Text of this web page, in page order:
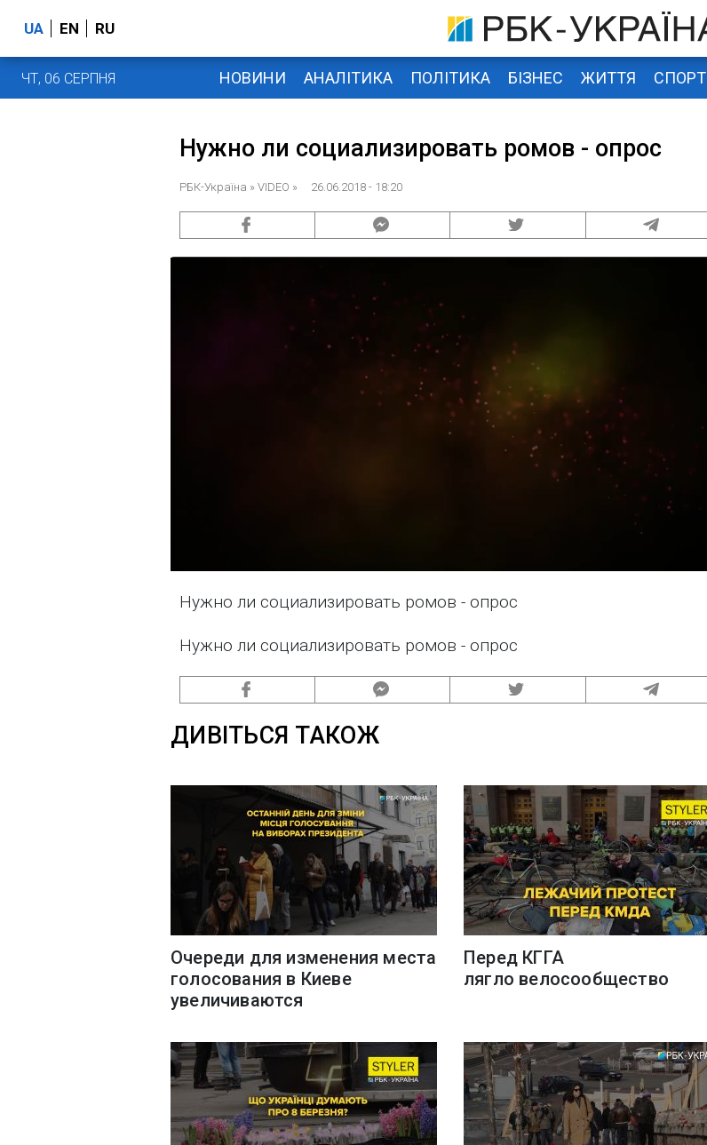
UA EN RU
ЧТ, 06 СЕРПНЯ НОВИНИ АНАЛІТИКА ПОЛІТИКА БІЗНЕС ЖИТТЯ СПОРТ
Нужно ли социализировать ромов - опрос
РБК-Україна » VIDEO » 26.06.2018 - 18:20
Нужно ли социализировать ромов - опрос
Нужно ли социализировать ромов - опрос
ДИВІТЬСЯ ТАКОЖ
Очереди для изменения места
голосования в Киеве
увеличиваются
Перед КГГА
лягло велосообщество